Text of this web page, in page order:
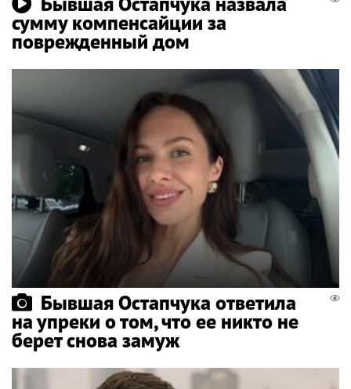
сумму компенсайции за
поврежденный дом
Бывшая Остапчука ответила
на упреки о том, что ее никто не
берет снова замуж